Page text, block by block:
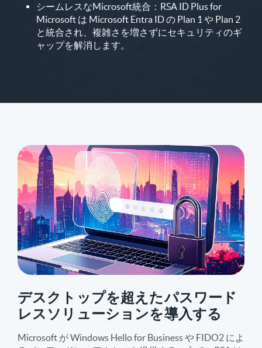
シームレスなMicrosoft統合：RSA ID Plus for
Microsoft は Microsoft Entra ID の Plan 1 や Plan 2
と統合され、複雑さを増さずにセキュリティのギ
ャップを解消します。
デスクトップを超えたパスワード
レスソリューションを導入する
Microsoft が Windows Hello for Business や FIDO2 によ